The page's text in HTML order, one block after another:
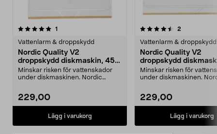
1
Vattenlarm & droppskydd
Nordic Quality V2
droppskydd diskmaskin, 45 x
55 cm
Minskar risken för vattenskador
under diskmaskinen. Nordic
229,00
Lägg i varukorg
4.5av 5 stjärnor 2
Vattenlarm & droppskydd
Nordic Quality V2
droppskydd
x 56 cm
Minskar risken för
under diskmaskinen.
229,00
Lägg i varukorg